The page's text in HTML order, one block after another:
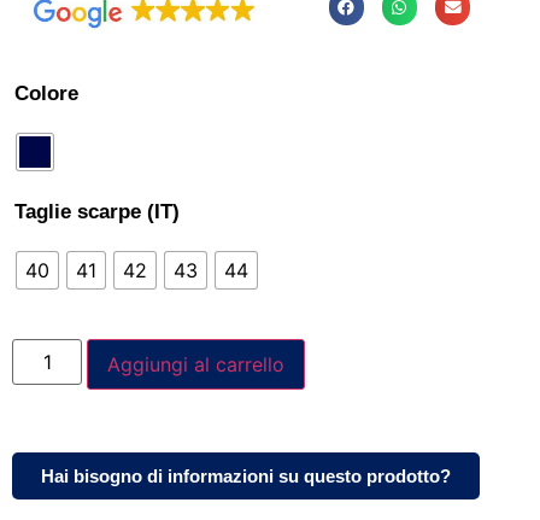
Colore
Taglie scarpe (IT)
40 41 42 43 44
Aggiungi al carrello
Hai bisogno di informazioni su questo prodotto?